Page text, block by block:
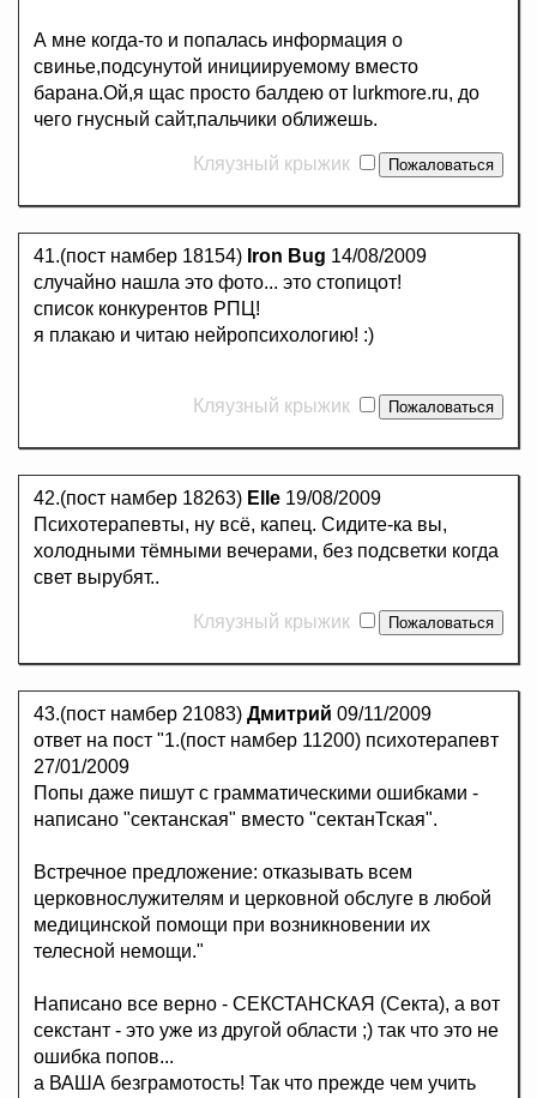
А мне когда-то и попалась информация о
свинье,подсунутой инициируемому вместо
барана.Ой,я щас просто балдею от lurkmore.ru, до
чего гнусный сайт,пальчики оближешь.
Кляузный крыжик
41.(пост намбер 18154) Iron Bug 14/08/2009
случайно нашла это фото... это стопицот!
список конкурентов РПЦ!
я плакаю и читаю нейропсихологию! :)
Кляузный крыжик
42.(пост намбер 18263) Elle 19/08/2009
Психотерапевты, ну всё, капец. Сидите-ка вы,
холодными тёмными вечерами, без подсветки когда
свет вырубят..
Кляузный крыжик
43.(пост намбер 21083) Дмитрий 09/11/2009
ответ на пост "1.(пост намбер 11200) психотерапевт
27/01/2009
Попы даже пишут с грамматическими ошибками -
написано "сектанская" вместо "сектанТская".
Встречное предложение: отказывать всем
церковнослужителям и церковной обслуге в любой
медицинской помощи при возникновении их
телесной немощи."
Написано все верно - СЕКСТАНСКАЯ (Секта), а вот
секстант - это уже из другой области ;) так что это не
ошибка попов...
а ВАША безграмотость! Так что прежде чем учить